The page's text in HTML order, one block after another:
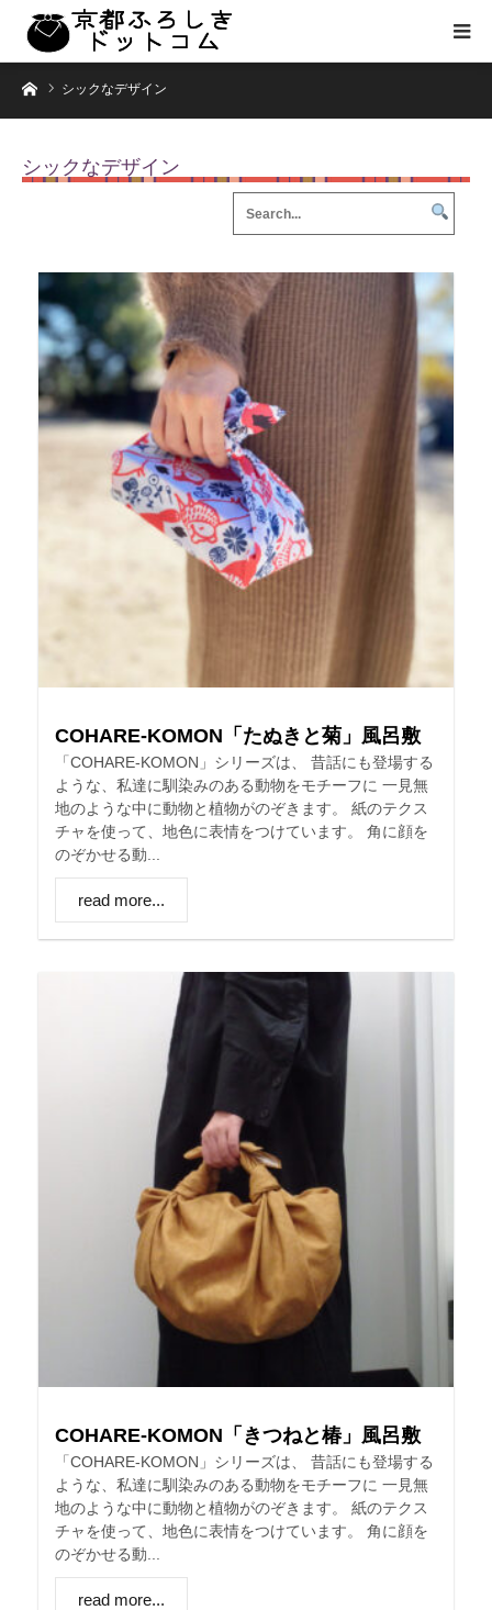
ホームシックなデザイン
シックなデザイン
COHARE-KOMON「たぬきと菊」風呂敷
「COHARE-KOMON」シリーズは、 昔話にも登場する
ような、私達に馴染みのある動物をモチーフに 一見無
地のような中に動物と植物がのぞきます。 紙のテクス
チャを使って、地色に表情をつけています。 角に顔を
のぞかせる動...
read more...
COHARE-KOMON「きつねと椿」風呂敷
「COHARE-KOMON」シリーズは、 昔話にも登場する
ような、私達に馴染みのある動物をモチーフに 一見無
地のような中に動物と植物がのぞきます。 紙のテクス
チャを使って、地色に表情をつけています。 角に顔を
のぞかせる動...
read more...